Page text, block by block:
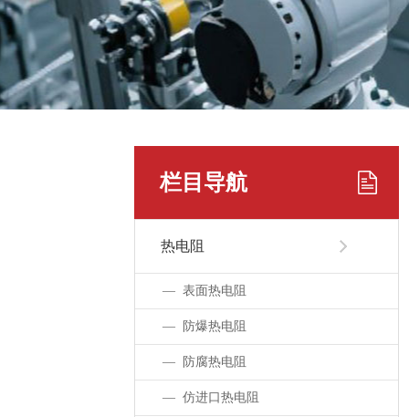
栏目导航
热电阻
—表面热电阻
—防爆热电阻
—防腐热电阻
—仿进口热电阻